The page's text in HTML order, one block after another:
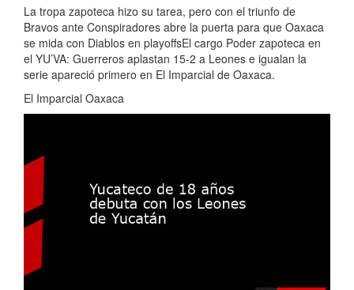
La tropa zapoteca hizo su tarea, pero con el triunfo de
Bravos ante Conspiradores abre la puerta para que Oaxaca
se mida con Diablos en playoffsEl cargo Poder zapoteca en
el YU’VA: Guerreros aplastan 15-2 a Leones e igualan la
serie apareció primero en El Imparcial de Oaxaca.
El Imparcial Oaxaca